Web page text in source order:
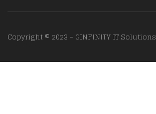
Copyright © 2023 - GINFINITY IT Solutions